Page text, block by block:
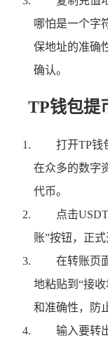
哪怕是一个字
保地址的准确
确认。
TP钱包提
打开TP钱
在众多的数字
代币。
点击
账”按钮，正式
在转账页
地粘贴到“接
和准确性，防
输入要转